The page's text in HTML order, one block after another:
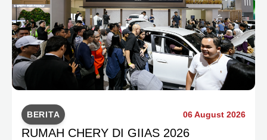
BERITA 06 August 2026
RUMAH CHERY DI GIIAS 2026